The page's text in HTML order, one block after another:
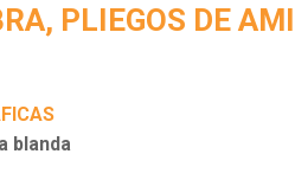
PLIEGOS DE
blanda